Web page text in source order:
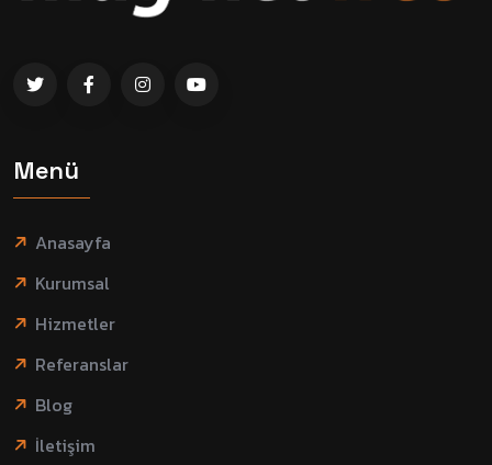
Menü
Anasayfa
Kurumsal
Hizmetler
Referanslar
Blog
İletişim